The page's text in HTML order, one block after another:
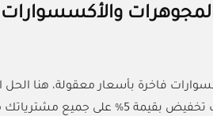
فاخرة بأسعار معقولة، هنا الحل
5% على جميع مشترياتك من متجر